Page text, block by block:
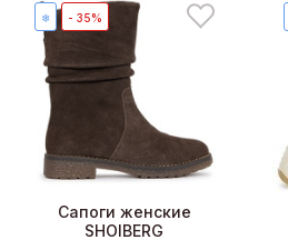
❄ - 35%
Сапоги женские
SHOIBERG